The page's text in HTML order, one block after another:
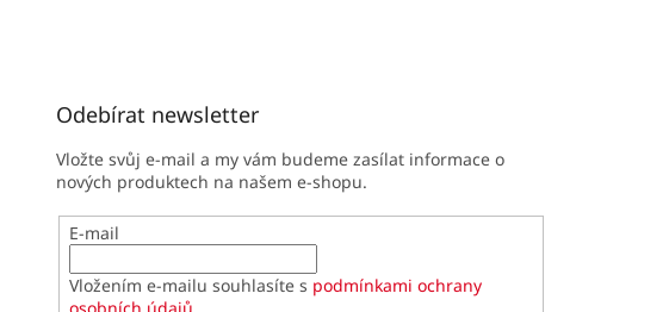
Odebírat newsletter
Vložte svůj e-mail a my vám budeme zasílat informace o
nových produktech na našem e-shopu.
E-mail
Vložením e-mailu souhlasíte s podmínkami ochrany